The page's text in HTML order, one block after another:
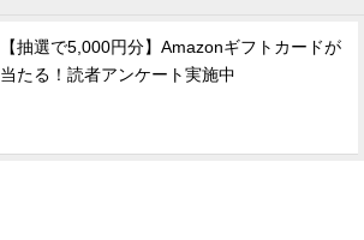
【抽選で5,000円分】Amazonギフトカードが
当たる！読者アンケート実施中